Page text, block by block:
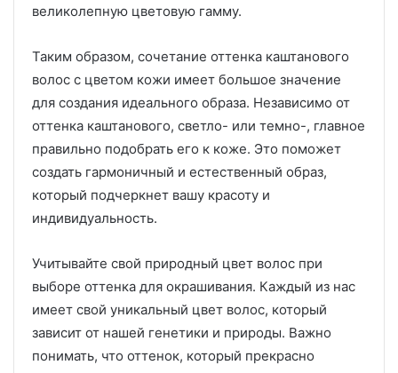
великолепную цветовую гамму.
Таким образом, сочетание оттенка каштанового
волос с цветом кожи имеет большое значение
для создания идеального образа. Независимо от
оттенка каштанового, светло- или темно-, главное
правильно подобрать его к коже. Это поможет
создать гармоничный и естественный образ,
который подчеркнет вашу красоту и
индивидуальность.
Учитывайте свой природный цвет волос при
выборе оттенка для окрашивания. Каждый из нас
имеет свой уникальный цвет волос, который
зависит от нашей генетики и природы. Важно
понимать, что оттенок, который прекрасно